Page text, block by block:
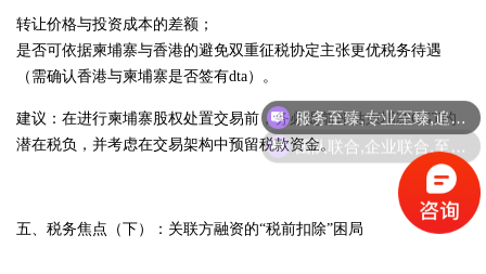
转让价格与投资成本的差额；
是否可依据柬埔寨与香港的避免双重征税协定主张更优税务待遇
（需确认香港与柬埔寨是否签有dta）。
建议：在进行柬埔寨股权处置交易前，务必提前评估柬埔寨CGT的
潜在税负，并考虑在交易架构中预留税款资金。
五、税务焦点（下）：关联方融资的“税前扣除”困局
团队联合,企业联合,至臻联合!